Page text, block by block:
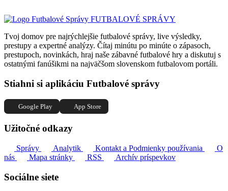
FUTBALOVÉ SPRÁVY
Tvoj domov pre najrýchlejšie futbalové správy, live výsledky,
prestupy a expertné analýzy. Čítaj minútu po minúte o zápasoch,
prestupoch, novinkách, hraj naše zábavné futbalové hry a diskutuj s
ostatnými fanúšikmi na najväčšom slovenskom futbalovom portáli.
Stiahni si aplikáciu Futbalové správy
Google Play App Store
Užitočné odkazy
Správy Analytik Kontakt a Podmienky používania
O
nás
Mapa stránky RSS Archív príspevkov
Sociálne siete